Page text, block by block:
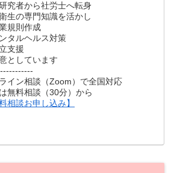
究者から社労士へ転身
生の専門知識を活かし
規則作成
タルヘルス対策
支援
としています
イン相談（Zoom）で全国対応
無料相談（30分）から
料相談お申し込み】